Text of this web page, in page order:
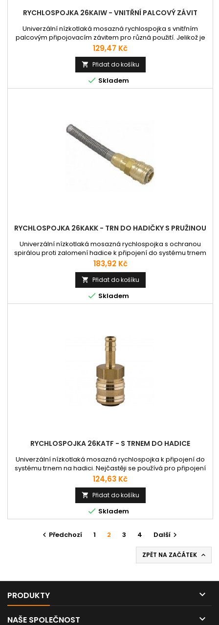
RYCHLOSPOJKA 26KAIW - VNITŘNÍ PALCOVÝ ZÁVIT
Univerzální nízkotlaká mosazná rychlospojka s vnitřním
palcovým připojovacím závitem pro různá použití. Jelikož je
osazena pojistnými válečky z tvrzené oceli, umožnuje spojení
i s ocelovými vsuvkami různého pneumatického nářadí.
Vnitřní pružina je vyrobena z nerezové oceli 1.4310;
deblokovací kolíky z nerezové oceli 1.4034, tvrzeno 54HRC;
těsnění NBR. Dle...
Cena
129,47 Kč
 Přidat do košíku
 Skladem
RYCHLOSPOJKA 26KAKK - TRN DO HADIČKY S PRUŽINOU
Univerzální nízkotlaká mosazná rychlospojka s ochranou
spirálou proti zalomení hadice k připojení do systému trnem
do hadičky. Nejčastěji se používá pro připojení
pneumatického nářadí. Jelikož je osazena pojistnými válečky
z tvrzené oceli, umožnuje spojení i s ocelovými vsuvkami
různého pneumatického nářadí. Vnitřní pružina je vyrobena z
nerezové oceli...
Cena
183,92 Kč
 Přidat do košíku
 Skladem
RYCHLOSPOJKA 26KATF - S TRNEM DO HADICE
Univerzální nízkotlaká mosazná rychlospojka k připojení do
systému trnem na hadici. Nejčastěji se používá pro připojení
pneumatického nářadí. Jelikož je osazena pojistnými válečky
z tvrzené oceli, umožnuje spojení i s ocelovými vsuvkami
různého pneumatického nářadí. Vnitřní pružina je vyrobena z
nerezové oceli 1.4310; deblokovací kolíky z nerezové oceli...
Cena
124,63 Kč
 Přidat do košíku
 Skladem
 Předchozí 1 2 3 4 Další
ZPĚT NA ZAČÁTEK 
PRODUKTY 
NAŠE SPOLEČNOST 